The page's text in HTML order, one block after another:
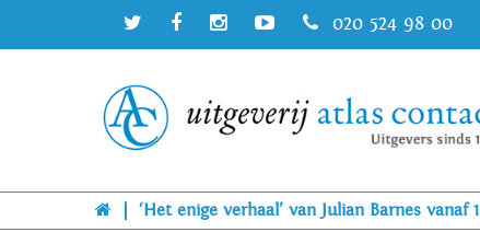
020 524 98 00
‘Het enige verhaal’ van Julian Barnes